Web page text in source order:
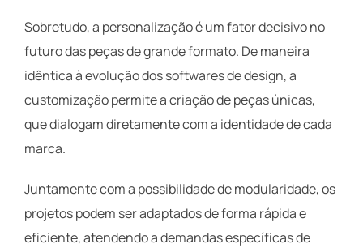
Sobretudo, a personalização é um fator decisivo no
futuro das peças de grande formato. De maneira
idêntica à evolução dos softwares de design, a
customização permite a criação de peças únicas,
que dialogam diretamente com a identidade de cada
marca.
Juntamente com a possibilidade de modularidade, os
projetos podem ser adaptados de forma rápida e
eficiente, atendendo a demandas específicas de